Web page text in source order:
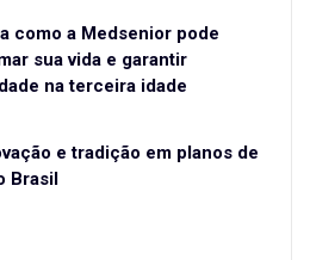
como a Medsenior pode
sua vida e garantir
na terceira idade
e tradição em planos de
Brasil